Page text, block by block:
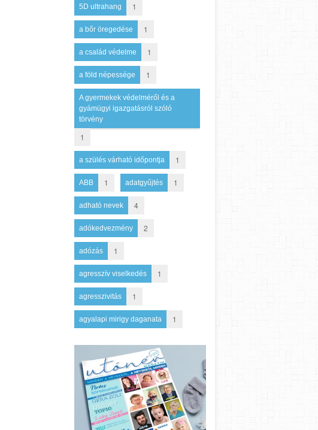
5D ultrahang 1
a bőr öregedése 1
a család védelme 1
a föld népessége 1
A gyermekek védelméről és a
gyámügyi igazgatásról szóló
törvény
1
a szülés várható időpontja 1
ABB 1 adatgyűjtés 1
adható nevek 4
adókedvezmény 2
adózás 1
agresszív viselkedés 1
agresszivitás 1
agyalapi mirigy daganata 1